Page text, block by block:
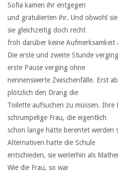
Sofia kamen ihr entgegen
und gratulierten ihr. Und obwohl
sie gleichzeitig doch recht
froh darüber keine Aufmerksamkeit
Die erste und zweite Stunde
erste Pause verging ohne
nennenswerte Zwischenfälle. Erst
plötzlich den Drang die
Toilette aufsuchen zu müssen. Ihre
schrumpelige Frau, die eigentlich
schon lange hätte berentet werden
Alternativen hatte die Schule
entschieden, sie weiterhin als
Wie die Frau, so war